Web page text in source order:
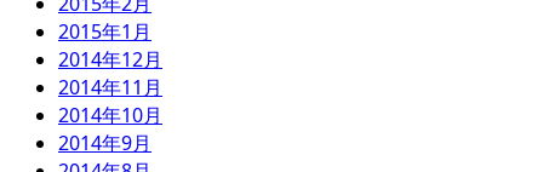
2015年1月
2014年12月
2014年11月
2014年10月
2014年9月